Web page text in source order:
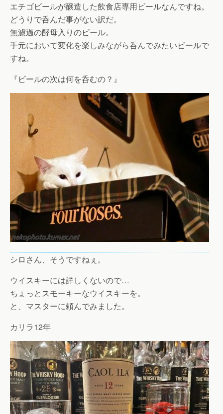
エチゴビールが醸造した飲食店専用ビールなんですね。
どうりで呑んだ事がない訳だ。
無濾過の酵母入りのビール。
手元において変化を楽しみながら呑んでみたいビールで
すね。
『ビールの次は何を呑むの？』
シロさん、そうですねぇ。
ウイスキーには詳しくないので…
ちょっとスモーキーなウイスキーを。
と、マスターに頼んでみました。
カリラ12年